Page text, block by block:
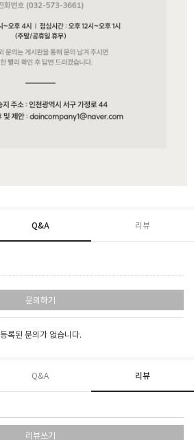
Q&A 리뷰
문의하기
등록된 문의가 없습니다.
Q&A 리뷰
리뷰쓰기